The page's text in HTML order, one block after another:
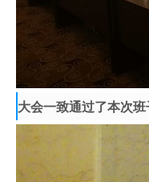
大会一致通过了本次班